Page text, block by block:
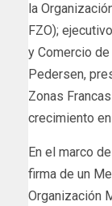
la
FZO);
y Comercio
Pedersen,
Zonas
crecimiento
En el marco
firma de un
Organización